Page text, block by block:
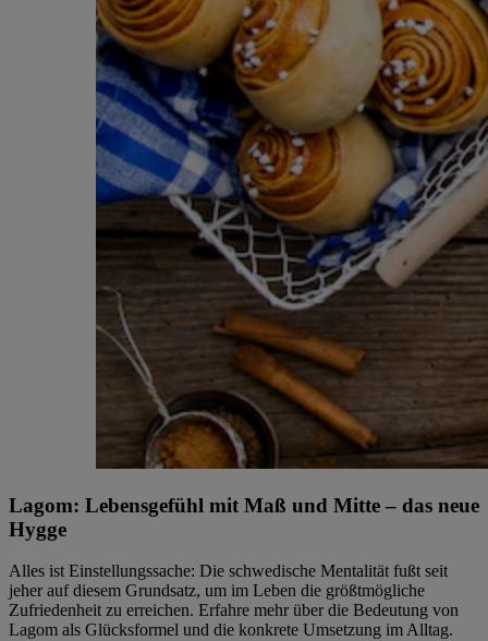
Lagom: Lebensgefühl mit Maß und Mitte – das neue
Hygge
Alles ist Einstellungssache: Die schwedische Mentalität fußt seit
jeher auf diesem Grundsatz, um im Leben die größtmögliche
Zufriedenheit zu erreichen. Erfahre mehr über die Bedeutung von
Lagom als Glücksformel und die konkrete Umsetzung im Alltag.